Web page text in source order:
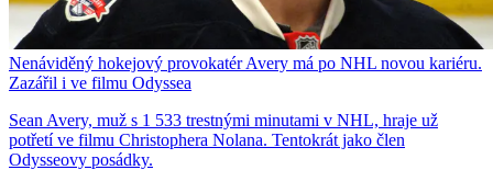
Nenáviděný hokejový provokatér Avery má po NHL novou kariéru.
Zazářil i ve filmu Odyssea
Sean Avery, muž s 1 533 trestnými minutami v NHL, hraje už
potřetí ve filmu Christophera Nolana. Tentokrát jako člen
Odysseovy posádky.